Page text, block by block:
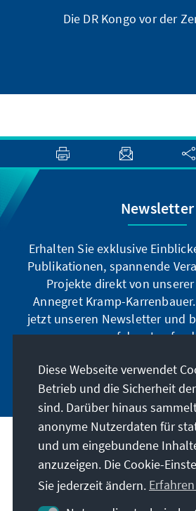
Die DR Kongo vor der
Newsletter
Erhalten Sie exklusive
Publikationen, spannende
Projekte direkt von
Annegret Kramp-
jetzt unseren Newsletter und
auf dem
Jetzt
Unser Auftrag
Kontakt
Diese Webseite verwendet
Betrieb und die Sicherheit
sind. Darüber hinaus
anonyme Nutzerdaten für
und um eingebundene
anzuzeigen. Die Cookie-
Sie jederzeit ändern.